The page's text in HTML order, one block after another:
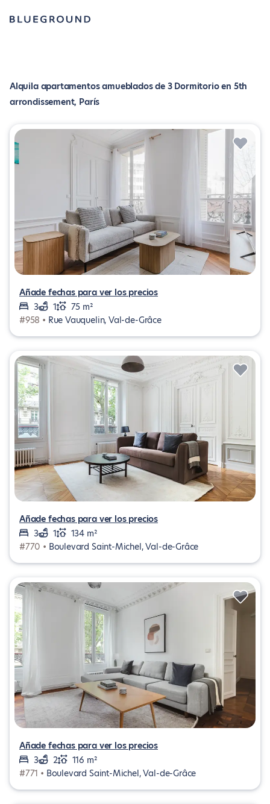
Alquila apartamentos amueblados de 3 Dormitorio en 5th
arrondissement, París
Añade fechas para ver los precios
3
1
75 m²
#958 • Rue Vauquelin, Val-de-Grâce
Añade fechas para ver los precios
3
1
134 m²
#770 • Boulevard Saint-Michel, Val-de-Grâce
Añade fechas para ver los precios
3
2
116 m²
#771 • Boulevard Saint-Michel, Val-de-Grâce